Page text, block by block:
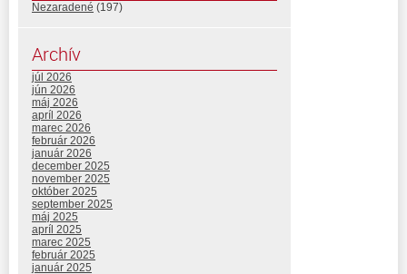
Nezaradené (197)
Archív
júl 2026
jún 2026
máj 2026
apríl 2026
marec 2026
február 2026
január 2026
december 2025
november 2025
október 2025
september 2025
máj 2025
apríl 2025
marec 2025
február 2025
január 2025